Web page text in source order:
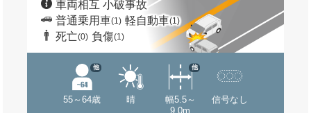
車両相互 小破事故
普通乗用車(1) 軽自動車(1)
死亡(0) 負傷(1)
55～64歳
他
晴
幅5.5～
9.0m
他
信号なし